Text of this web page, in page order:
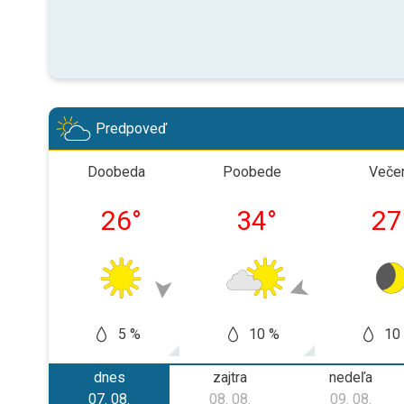
Predpoveď
Doobeda
26°
5 %
Poobede
34°
10 %
27
10
dnes
07. 08.
zajtra
08. 08.
nedeľa
09. 08.